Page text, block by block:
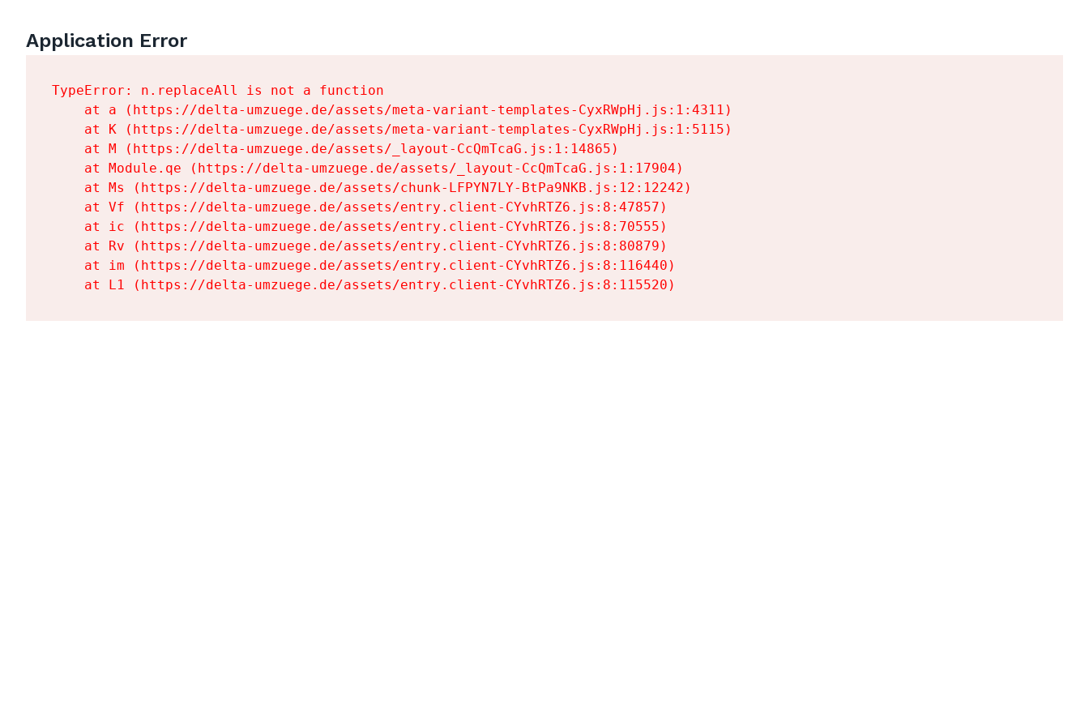
Application Error
TypeError: n.replaceAll is not a function
    at a (https://delta-umzuege.de/assets/meta-variant-templates-CyxRWpHj.js:1:4311)
    at K (https://delta-umzuege.de/assets/meta-variant-templates-CyxRWpHj.js:1:5115)
    at M (https://delta-umzuege.de/assets/_layout-CcQmTcaG.js:1:14865)
    at Module.qe (https://delta-umzuege.de/assets/_layout-CcQmTcaG.js:1:17904)
    at Ms (https://delta-umzuege.de/assets/chunk-LFPYN7LY-BtPa9NKB.js:12:12242)
    at Vf (https://delta-umzuege.de/assets/entry.client-CYvhRTZ6.js:8:47857)
    at ic (https://delta-umzuege.de/assets/entry.client-CYvhRTZ6.js:8:70555)
    at Rv (https://delta-umzuege.de/assets/entry.client-CYvhRTZ6.js:8:80879)
    at im (https://delta-umzuege.de/assets/entry.client-CYvhRTZ6.js:8:116440)
    at L1 (https://delta-umzuege.de/assets/entry.client-CYvhRTZ6.js:8:115520)